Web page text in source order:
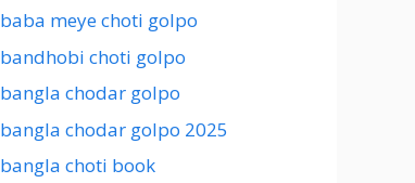
baba meye choti golpo
bandhobi choti golpo
bangla chodar golpo
bangla chodar golpo 2025
bangla choti book